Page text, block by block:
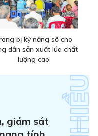
bị kỹ năng số cho
dân sản xuất lúa chất
lượng cao
giám sát